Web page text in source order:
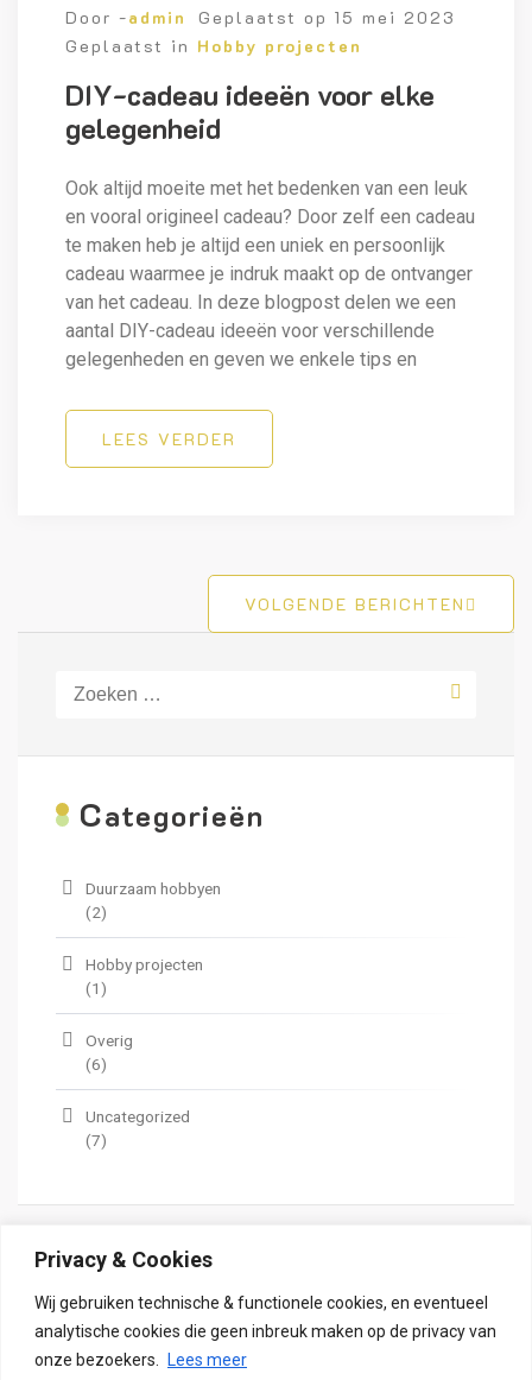
Privacy & Cookies
Wij gebruiken technische & functionele cookies, en eventueel
analytische cookies die geen inbreuk maken op de privacy van
onze bezoekers.
Lees meer
Door -admin Geplaatst op 15 mei 2023
Geplaatst in Hobby projecten
DIY-cadeau ideeën voor elke
gelegenheid
Ook altijd moeite met het bedenken van een leuk
en vooral origineel cadeau? Door zelf een cadeau
te maken heb je altijd een uniek en persoonlijk
cadeau waarmee je indruk maakt op de ontvanger
van het cadeau. In deze blogpost delen we een
aantal DIY-cadeau ideeën voor verschillende
gelegenheden en geven we enkele tips en
LEES VERDER
navigatie
VOLGENDE BERICHTEN
naar:
Categorieën
Duurzaam hobbyen
(2)
Hobby projecten
(1)
Overig
(6)
Uncategorized
(7)
Copyright - Alle rechten voorbehouden
Grocery Store themaDoor aThemeArt - Trots aangedreven door